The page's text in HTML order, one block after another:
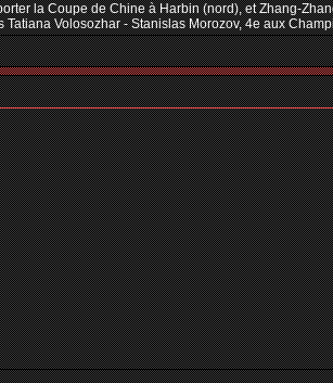
la Coupe de Chine à Harbin (nord), et Zhang-
Volosozhar - Stanislas Morozov, 4e aux